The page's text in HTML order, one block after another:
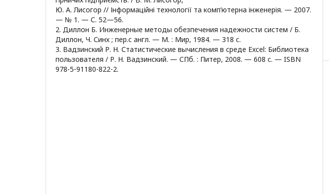
Ю. А. Лисогор // Інформаційні технології та комп’ютерна інженерія. — 2007.
— № 1. — С. 52—56.
2. Диллон Б. Инженерные методы обезпечения надежности систем / Б.
Диллон, Ч. Синх ; пер.с англ. — М. : Мир, 1984. — 318 с.
3. Вадзинский Р. Н. Статистические вычисления в среде Excel: Библиотека
пользователя / Р. Н. Вадзинский. — СПб. : Питер, 2008. — 608 с. — ISBN
978-5-91180-822-2.